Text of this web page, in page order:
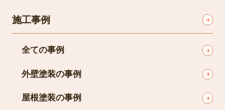
施工事例
全ての事例
外壁塗装の事例
屋根塗装の事例